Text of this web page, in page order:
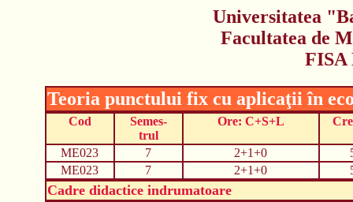
Universitatea
Facultatea de
FISA
Teoria punctului fix cu aplicaţii în
Cod
Semes-
trul
Ore: C+S+L
ME023 7 2+1+0
ME023
7 2+1+0
Cadre didactice indrumatoare